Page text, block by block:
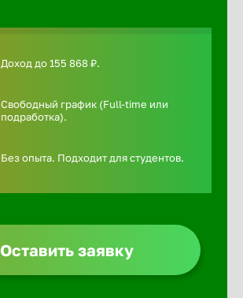
Анадырь
Доход до 155 868 ₽.
Свободный график (Full-time или
подработка).
Без опыта. Подходит для студентов.
Оставить заявку